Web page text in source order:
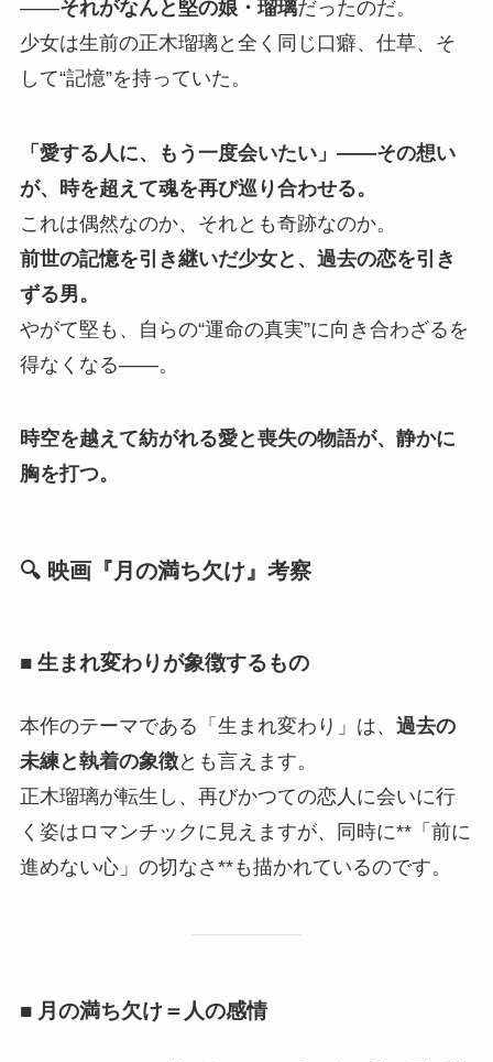
――それがなんと堅の娘・瑠璃だったのだ。
少女は生前の正木瑠璃と全く同じ口癖、仕草、そ
して“記憶”を持っていた。
「愛する人に、もう一度会いたい」――その想い
が、時を超えて魂を再び巡り合わせる。
これは偶然なのか、それとも奇跡なのか。
前世の記憶を引き継いだ少女と、過去の恋を引き
ずる男。
やがて堅も、自らの“運命の真実”に向き合わざるを
得なくなる――。
時空を越えて紡がれる愛と喪失の物語が、静かに
胸を打つ。
🔍 映画『月の満ち欠け』考察
■ 生まれ変わりが象徴するもの
本作のテーマである「生まれ変わり」は、 過去の
未練と執着の象徴とも言えます。
正木瑠璃が転生し、再びかつての恋人に会いに行
く姿はロマンチックに見えますが、同時に**「前に
進めない心」の切なさ**も描かれているのです。
■ 月の満ち欠け＝人の感情